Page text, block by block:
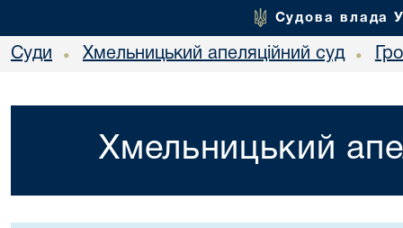
Судова влада
Суди • Хмельницький апеляційний суд •
Хмельницький